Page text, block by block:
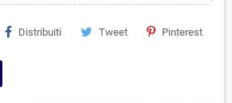
Distribuiti Tweet Pinterest